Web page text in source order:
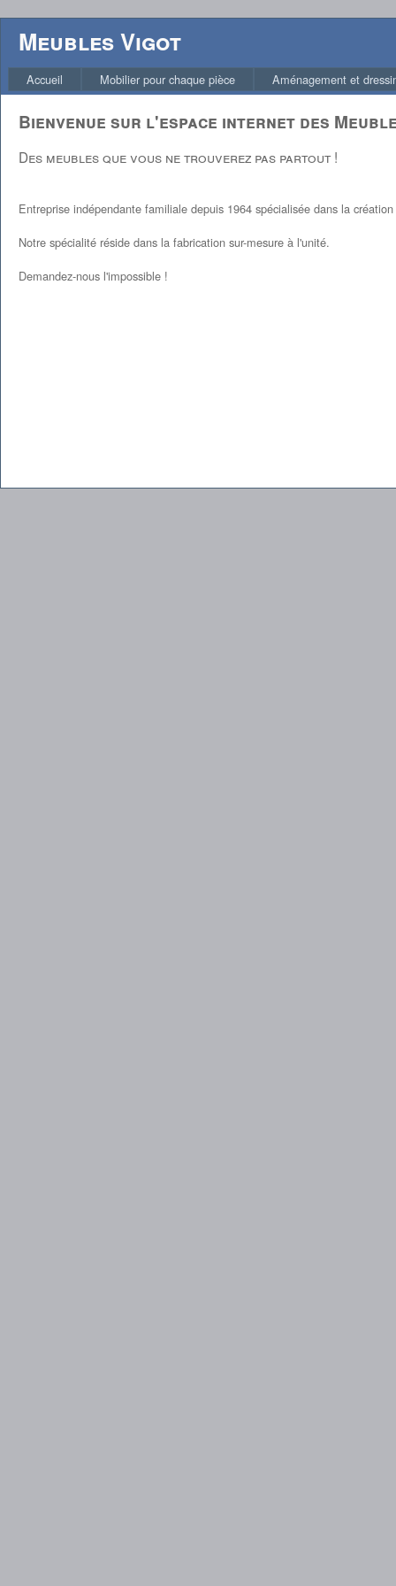
Meubles Vigot
Accueil Mobilier pour chaque pièce Aménagement et
Bienvenue sur l'espace internet des
Des meubles que vous ne trouverez pas partout !
Entreprise indépendante familiale depuis 1964 spécialisée dans la
Notre spécialité réside dans la fabrication sur-mesure à l'unité.
Demandez-nous l'impossible !